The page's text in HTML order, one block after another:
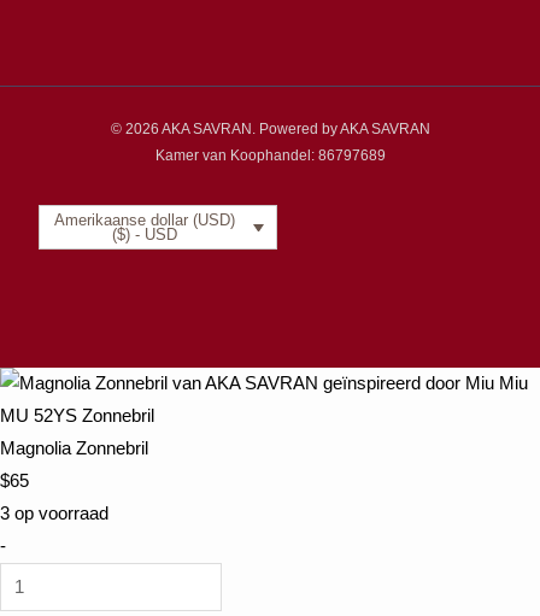
© 2026 AKA SAVRAN. Powered by AKA SAVRAN
Kamer van Koophandel: 86797689
Amerikaanse dollar (USD)
($) - USD
Magnolia Zonnebril
$65
3 op voorraad
-